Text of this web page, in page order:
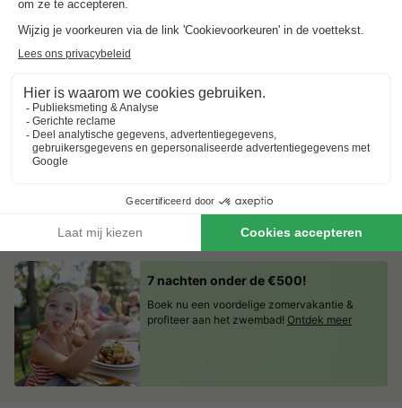
Vakantiepark De Twee Bruggen
Gelderland,Winterswijk Kaart
8.2 Zeer goed
Groot zwembad met binnen- en buitenbad,…
Ideale locatie voor buitenactiviteiten
Tent 6 personen
Van 9 tot 12 sep, 3 nachten, Vanaf
€ 315
7 nachten onder de €500!
Boek nu een voordelige zomervakantie &
profiteer aan het zwembad! Ontdek meer